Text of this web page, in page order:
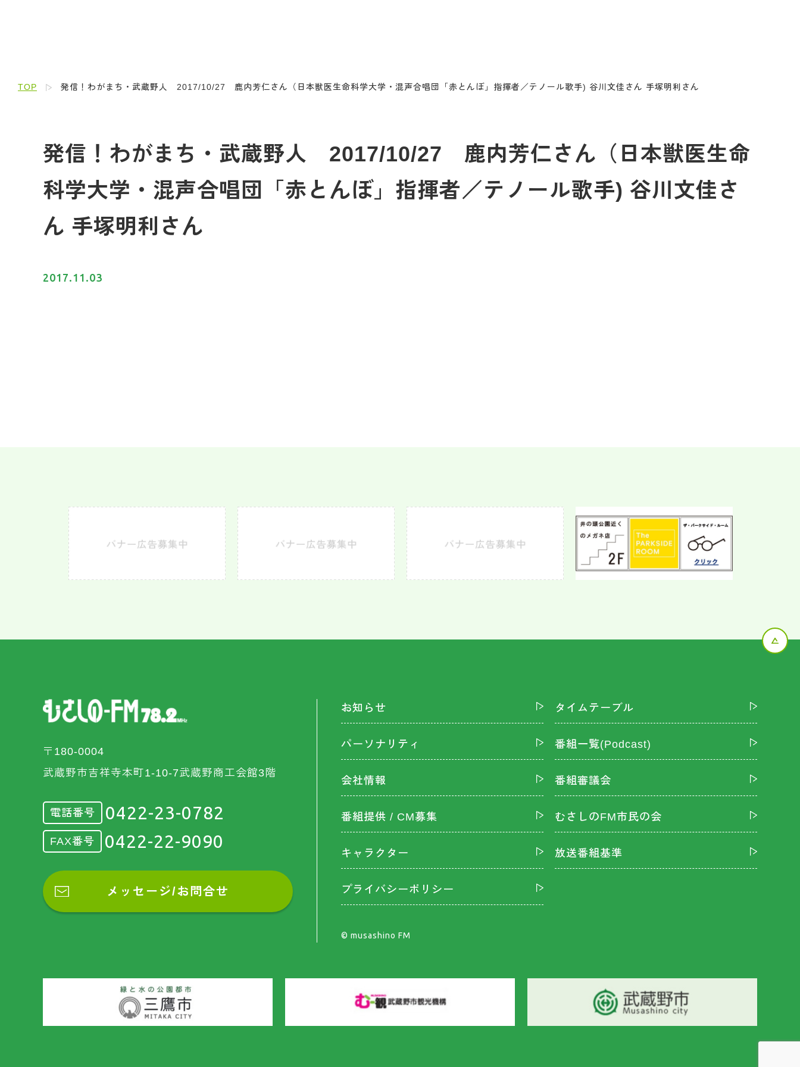
TOP 発信！わがまち・武蔵野人 2017/10/27 鹿内芳仁さん（日本獣医生命科学大学・混声合唱団「赤とんぼ」指揮者／テノール歌手) 谷川文佳さん 手塚明利さん
発信！わがまち・武蔵野人 2017/10/27 鹿内芳仁さん（日本獣医生命
科学大学・混声合唱団「赤とんぼ」指揮者／テノール歌手) 谷川文佳さ
ん 手塚明利さん
2017.11.03
〒180-0004
武蔵野市吉祥寺本町1-10-7武蔵野商工会館3階
電話番号 0422-23-0782
FAX番号 0422-22-9090
メッセージ/お問合せ
お知らせ タイムテーブル
パーソナリティ 番組一覧(Podcast)
会社情報 番組審議会
番組提供 / CM募集 むさしのFM市民の会
キャラクター 放送番組基準
プライバシーポリシー
©︎ musashino FM